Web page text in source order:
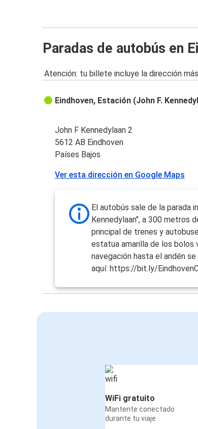
Paradas de autobús en
Atención: tu billete incluye la dirección
Eindhoven, Estación (John F.
John F Kennedylaan 2
5612 AB Eindhoven
Países Bajos
Ver esta dirección en Google Maps
El autobús sale de la parada
Kennedylaan", a 300 metros
principal de trenes y
estatua amarilla de los bolos
navegación hasta el andén
aquí: https://bit.ly/
WiFi gratuito
Mantente conectado
durante tu viaje